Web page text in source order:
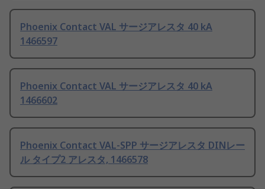
Phoenix Contact VAL サージアレスタ 40 kA
1466597
Phoenix Contact VAL サージアレスタ 40 kA
1466602
Phoenix Contact VAL-SPP サージアレスタ DINレー
ル タイプ2 アレスタ, 1466578